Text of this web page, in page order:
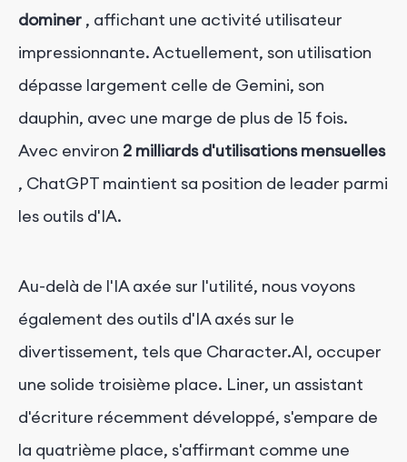
dominer , affichant une activité utilisateur
impressionnante. Actuellement, son utilisation
dépasse largement celle de Gemini, son
dauphin, avec une marge de plus de 15 fois.
Avec environ 2 milliards d'utilisations mensuelles
, ChatGPT maintient sa position de leader parmi
les outils d'IA.
Au-delà de l'IA axée sur l'utilité, nous voyons
également des outils d'IA axés sur le
divertissement, tels que Character.AI, occuper
une solide troisième place. Liner, un assistant
d'écriture récemment développé, s'empare de
la quatrième place, s'affirmant comme une